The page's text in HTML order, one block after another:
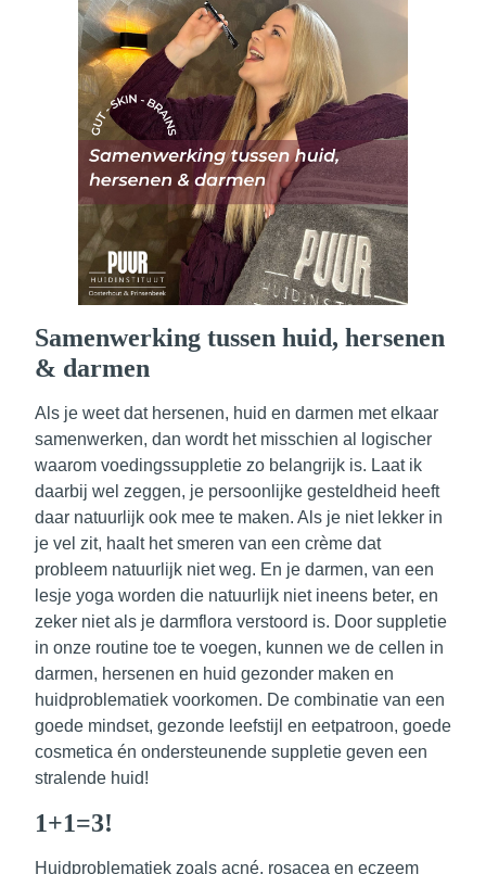
Samenwerking tussen huid, hersenen
& darmen
Als je weet dat hersenen, huid en darmen met elkaar
samenwerken, dan wordt het misschien al logischer
waarom voedingssuppletie zo belangrijk is. Laat ik
daarbij wel zeggen, je persoonlijke gesteldheid heeft
daar natuurlijk ook mee te maken. Als je niet lekker in
je vel zit, haalt het smeren van een crème dat
probleem natuurlijk niet weg. En je darmen, van een
lesje yoga worden die natuurlijk niet ineens beter, en
zeker niet als je darmflora verstoord is. Door suppletie
in onze routine toe te voegen, kunnen we de cellen in
darmen, hersenen en huid gezonder maken en
huidproblematiek voorkomen. De combinatie van een
goede mindset, gezonde leefstijl en eetpatroon, goede
cosmetica én ondersteunende suppletie geven een
stralende huid!
1+1=3!
Huidproblematiek zoals acné, rosacea en eczeem